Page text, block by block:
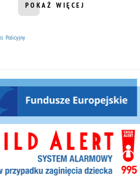
POKAŻ WIĘCEJ
INFORMACJI Z DZIAŁU
Policyjny